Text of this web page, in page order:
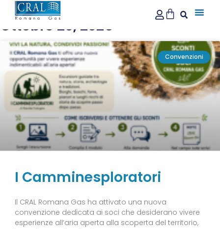
Ottobre 20, 2025
Convenzioni
I Camminesploratori
Il CRAL Romana Gas ha attivato una nuova
convenzione dedicata ai soci che desiderano vivere
esperienze all’aria aperta alla scoperta del territorio,